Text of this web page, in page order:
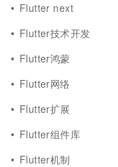
Flutter next
Flutter技术开发
Flutter鸿蒙
Flutter网络
Flutter扩展
Flutter组件库
Flutter机制